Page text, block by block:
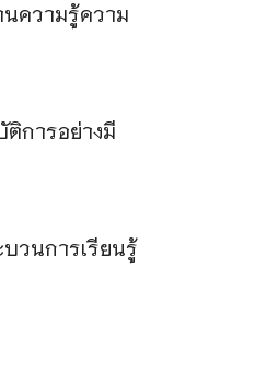
ความรู้ความ
การอย่างมี
วนการเรียนรู้